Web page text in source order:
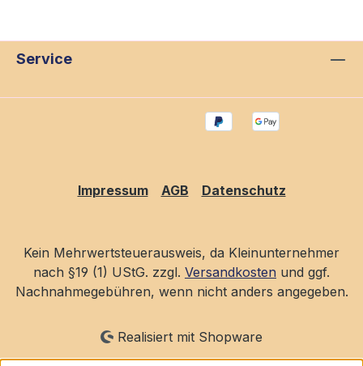
Service
Impressum AGB Datenschutz
Kein Mehrwertsteuerausweis, da Kleinunternehmer
nach §19 (1) UStG. zzgl. Versandkosten und ggf.
Nachnahmegebühren, wenn nicht anders angegeben.
Realisiert mit Shopware